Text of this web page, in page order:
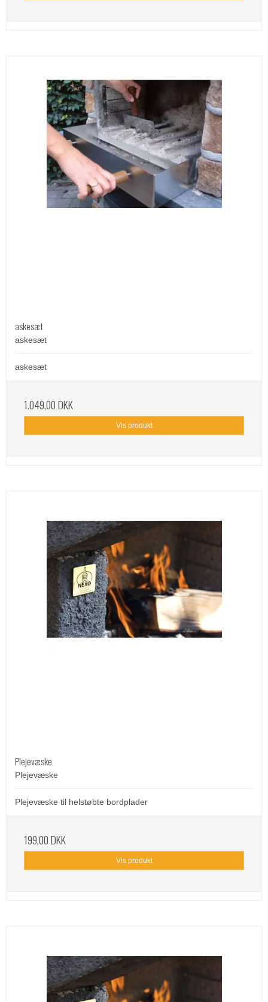
askesæt
askesæt
askesæt
1.049,00 DKK
Vis produkt
Plejevæske
Plejevæske
Plejevæske til helstøbte bordplader
199,00 DKK
Vis produkt